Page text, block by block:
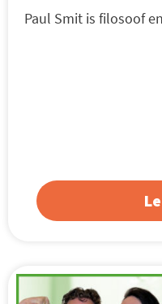
Paul Smit is filosoof